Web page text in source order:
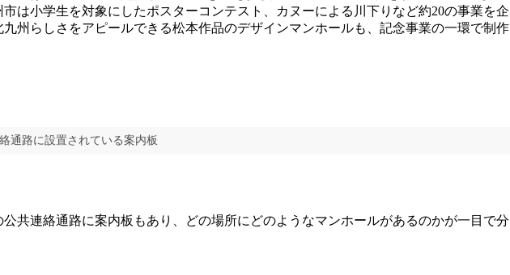
市は小学生を対象にしたポスターコンテスト、カヌーによる川下りなど約20の事業を企
州らしさをアピールできる松本作品のデザインマンホールも、記念事業の一環で制作
通路に設置されている案内板
共連絡通路に案内板もあり、どの場所にどのようなマンホールがあるのかが一目で分